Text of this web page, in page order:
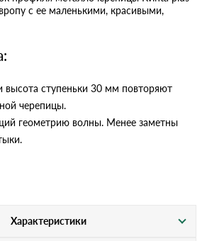
с ее маленькими, красивыми,
высота ступеньки 30 мм повторяют
черепицы.
геометрию волны. Менее заметны
Характеристики